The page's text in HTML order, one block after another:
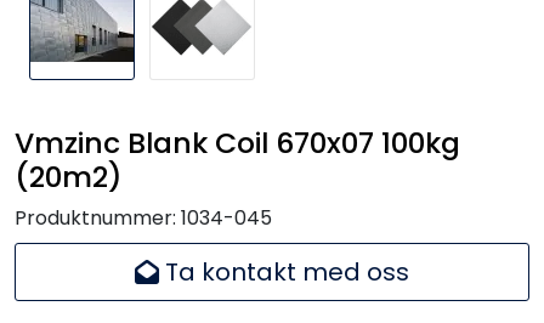
Vmzinc Blank Coil 670x07 100kg
(20m2)
Produktnummer: 1034-045
Ta kontakt med oss
Handle her!